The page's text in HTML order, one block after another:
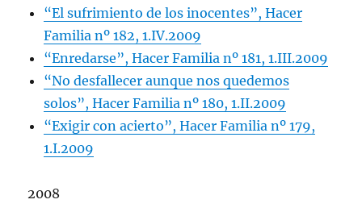
“El sufrimiento de los inocentes”, Hacer
Familia nº 182, 1.IV.2009
“Enredarse”, Hacer Familia nº 181, 1.III.2009
“No desfallecer aunque nos quedemos
solos”, Hacer Familia nº 180, 1.II.2009
“Exigir con acierto”, Hacer Familia nº 179,
1.I.2009
2008